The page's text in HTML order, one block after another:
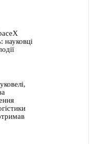
науковці